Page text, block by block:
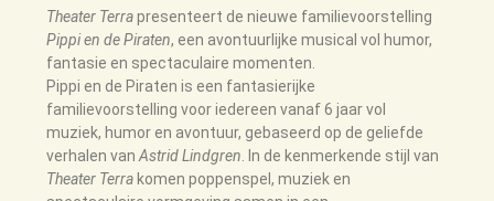
Theater Terrapresenteert de nieuwe familievoorstelling
Pippi en de Piraten, een avontuurlijke musical vol humor,
fantasie en spectaculaire momenten.
Pippi en de Piraten is een fantasierijke
familievoorstelling voor iedereen vanaf 6 jaar vol
muziek,humor en avontuur, gebaseerd op de geliefde
verhalen vanAstrid Lindgren . In de kenmerkende stijlvan
Theater Terrakomen poppenspel, muziek en